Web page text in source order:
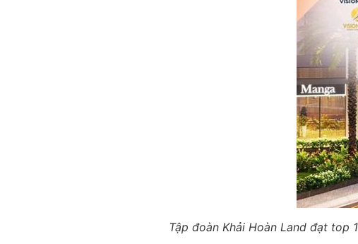
Tập đoàn Khải Hoàn Land đạt top